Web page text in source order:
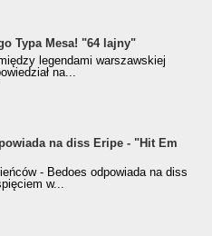
Typa Mesa! "64 lajny"
legendami warszawskiej
na...
na diss Eripe - "Hit Em
- Bedoes odpowiada na diss
w...